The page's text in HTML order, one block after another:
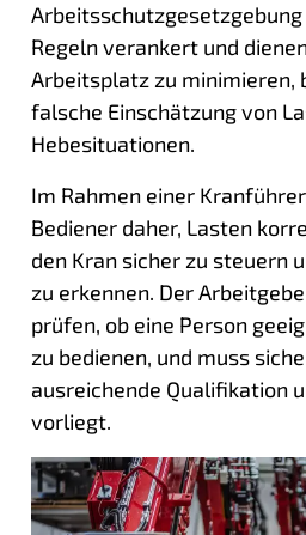
Arbeitsschutzgesetzgebung
Regeln verankert und
Arbeitsplatz zu minimieren,
falsche Einschätzung von
Hebesituationen.
Im Rahmen einer
Bediener daher, Lasten
den Kran sicher zu steuern
zu erkennen. Der
prüfen, ob eine Person
zu bedienen, und muss
ausreichende Qualifikation
vorliegt.